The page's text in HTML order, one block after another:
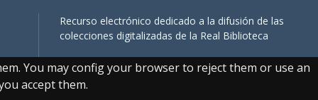
You may config your browser to reject them or use an
accept them.
Recurso electrónico dedicado a la difusión de las
colecciones digitalizadas de la Real Biblioteca